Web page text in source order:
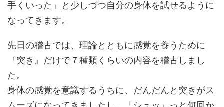
手くいった」と少しづつ自分の身体を試せるように
なってきます。
先日の稽古では、理論とともに感覚を養うために
『突き』だけで７種類くらいの内容を稽古しまし
た。
身体の感覚を意識するうちに、だんだんと突きがス
ムーズになってきましたし、「シュッ」っと何回か